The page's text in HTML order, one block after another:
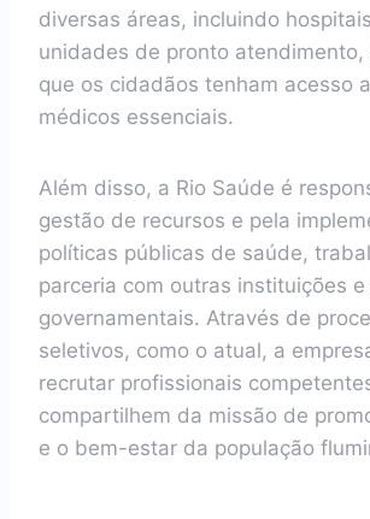
diversas áreas, incluindo
unidades de pronto
que os cidadãos tenham acesso
médicos essenciais.
Além disso, a Rio Saúde é
gestão de recursos e pela
políticas públicas de saúde,
parceria com outras instituições e
governamentais. Através de
seletivos, como o atual, a
recrutar profissionais
compartilhem da missão de
e o bem-estar da população